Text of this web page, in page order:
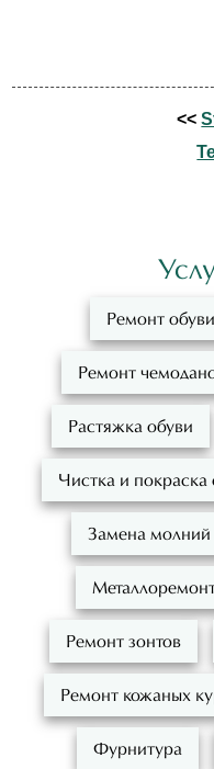
<<
Ремонт обуви
Ремонт
Растяжка обуви
Чистка и покраска
Замена молний
Ремонт зонтов
Ремонт кожаных
Фурнитура